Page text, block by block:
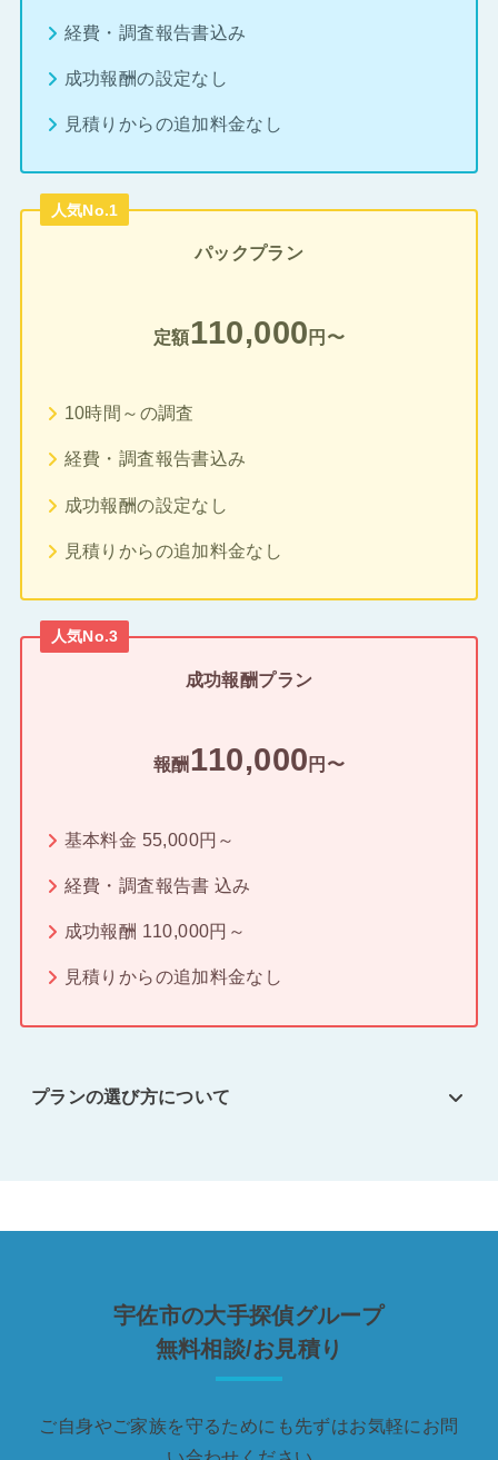
経費・調査報告書込み
成功報酬の設定なし
見積りからの追加料金なし
人気No.1
パックプラン
定額110,000 円〜
10時間～の調査
経費・調査報告書込み
成功報酬の設定なし
見積りからの追加料金なし
人気No.3
成功報酬プラン
報酬 110,000 円〜
基本料金 55,000円～
経費・調査報告書 込み
成功報酬 110,000円～
見積りからの追加料金なし
プランの選び方について
宇佐市の大手探偵グループ
無料相談/お見積り
ご自身やご家族を守るためにも先ずはお気軽にお問